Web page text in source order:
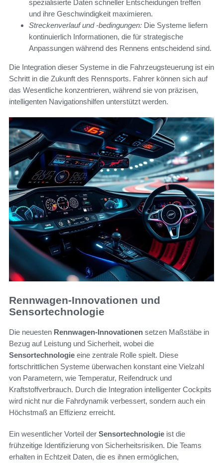
spezialisierte Daten schneller Entscheidungen treffen
und ihre Geschwindigkeit maximieren.
Streckenverlauf und -bedingungen: Die Systeme liefern
kontinuierlich Informationen, die für strategische
Anpassungen während des Rennens entscheidend sind.
Die Integration dieser Systeme in die Fahrzeugsteuerung ist ein
Schritt in die Zukunft des Rennsports. Fahrer können sich auf
das Wesentliche konzentrieren, während sie von präzisen,
intelligenten Navigationshilfen unterstützt werden.
Rennwagen-Innovationen und
Sensortechnologie
Die neuesten Rennwagen-Innovationen setzen Maßstäbe in
Bezug auf Leistung und Sicherheit, wobei die
Sensortechnologie eine zentrale Rolle spielt. Diese
fortschrittlichen Systeme überwachen konstant eine Vielzahl
von Parametern, wie Temperatur, Reifendruck und
Kraftstoffverbrauch. Durch die Integration intelligenter Cockpits
wird nicht nur die Fahrdynamik verbessert, sondern auch ein
Höchstmaß an Effizienz erreicht.
Ein wesentlicher Vorteil der Sensortechnologie ist die
frühzeitige Identifizierung von Sicherheitsrisiken. Die Teams
erhalten in Echtzeit Daten, die es ihnen ermöglichen,